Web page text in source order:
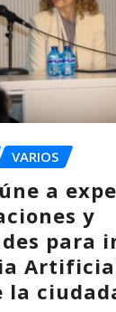
VARIOS
a
y
para
la